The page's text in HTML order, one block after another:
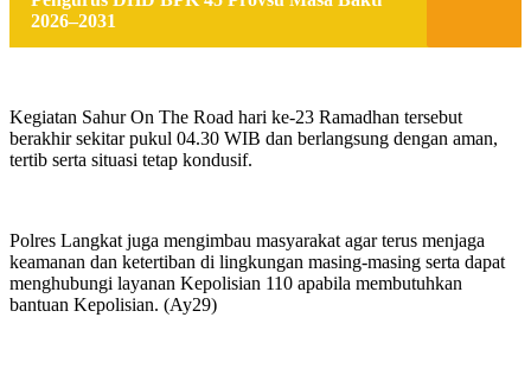
2026–2031
Kegiatan Sahur On The Road hari ke-23 Ramadhan tersebut
berakhir sekitar pukul 04.30 WIB dan berlangsung dengan aman,
tertib serta situasi tetap kondusif.
Polres Langkat juga mengimbau masyarakat agar terus menjaga
keamanan dan ketertiban di lingkungan masing-masing serta dapat
menghubungi layanan Kepolisian 110 apabila membutuhkan
bantuan Kepolisian. (Ay29)